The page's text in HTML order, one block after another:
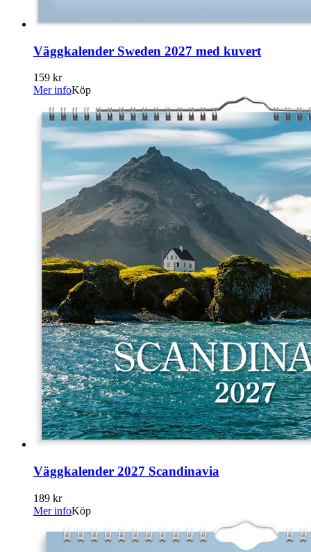
Väggkalender Sweden 2027 med kuvert
159 kr
Mer infoKöp
Väggkalender 2027 Scandinavia
189 kr
Mer infoKöp